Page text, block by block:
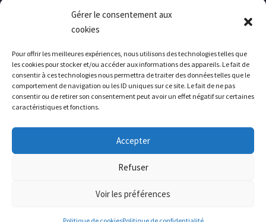
Gérer le consentement aux
cookies
Pour offrir les meilleures expériences, nous utilisons des technologies telles que
les cookies pour stocker et/ou accéder aux informations des appareils. Le fait de
consentir à ces technologies nous permettra de traiter des données telles que le
comportement de navigation ou les ID uniques sur ce site. Le fait de ne pas
consentir ou de retirer son consentement peut avoir un effet négatif sur certaines
caractéristiques et fonctions.
Accepter
Refuser
Voir les préférences
Politique de confidentialité